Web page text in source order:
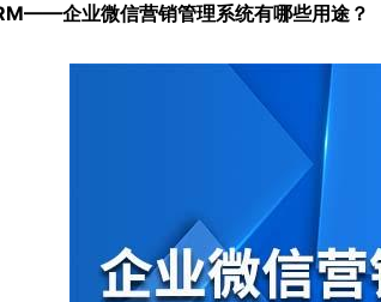
企业微信营销管理系统有哪些用途？